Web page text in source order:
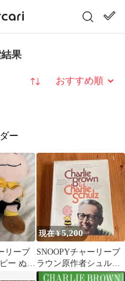
果
並び替え
ー
リーブ
ー ぬい
現在 ¥5,200
SNOOPYチャーリーブ
ラウン原作者シュルツ
氏直筆サイン1972年ビ